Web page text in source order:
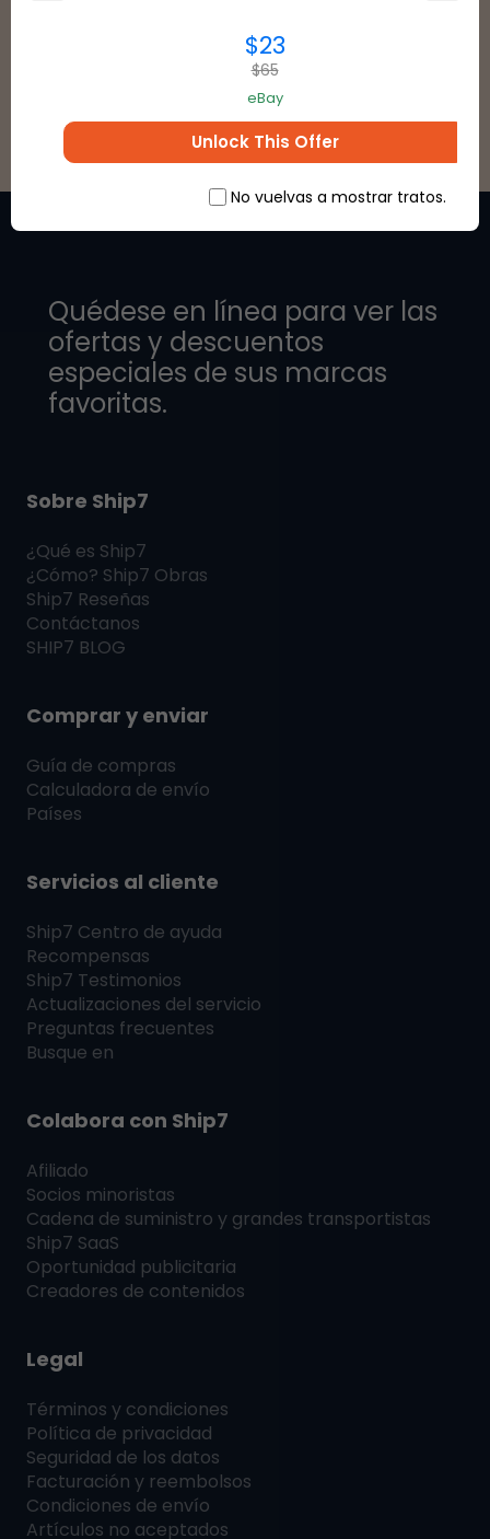
VER TODO
Quédese en línea para ver las
ofertas y descuentos
especiales de sus marcas
favoritas.
Sobre Ship7
¿Qué es Ship7
¿Cómo? Ship7 Obras
Ship7 Reseñas
Contáctanos
SHIP7 BLOG
Comprar y enviar
Guía de compras
Calculadora de envío
Países
Servicios al cliente
Ship7 Centro de ayuda
Recompensas
Ship7 Testimonios
Actualizaciones del servicio
Preguntas frecuentes
Busque en
Colabora con Ship7
Afiliado
Socios minoristas
Cadena de suministro y grandes transportistas
Ship7 SaaS
Oportunidad publicitaria
Creadores de contenidos
Legal
Términos y condiciones
Política de privacidad
Seguridad de los datos
Facturación y reembolsos
Condiciones de envío
Artículos no aceptados
$23
$65
eBay
Unlock This Offer
No vuelvas a mostrar tratos.